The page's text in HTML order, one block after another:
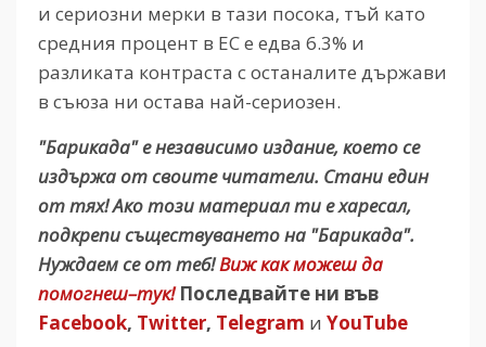
и сериозни мерки в тази посока, тъй като
средния процент в ЕС е едва 6.3% и
разликата контраста с останалите държави
в съюза ни остава най-сериозен.
"Барикада" е независимо издание, което се
издържа от своите читатели. Стани един
от тях! Ако този материал ти е харесал,
подкрепи съществуването на "Барикада".
Нуждаем се от теб!Виж как можеш да
помогнеш–тук! Последвайте ни във
Facebook, Twitter, Telegram и YouTube